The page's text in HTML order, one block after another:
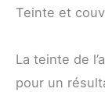
Teinte et
La teinte de
pour un